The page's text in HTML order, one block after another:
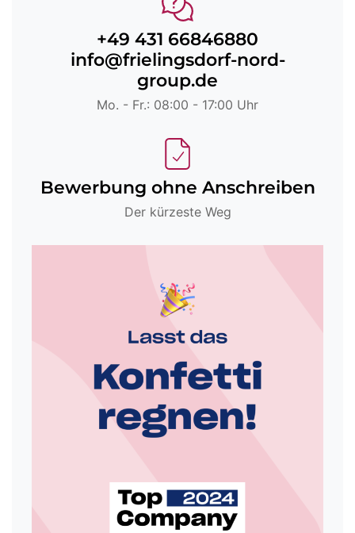
+49 431 66846880
info@frielingsdorf-nord-
group.de
Mo. - Fr.: 08:00 - 17:00 Uhr
Bewerbung ohne Anschreiben
Der kürzeste Weg